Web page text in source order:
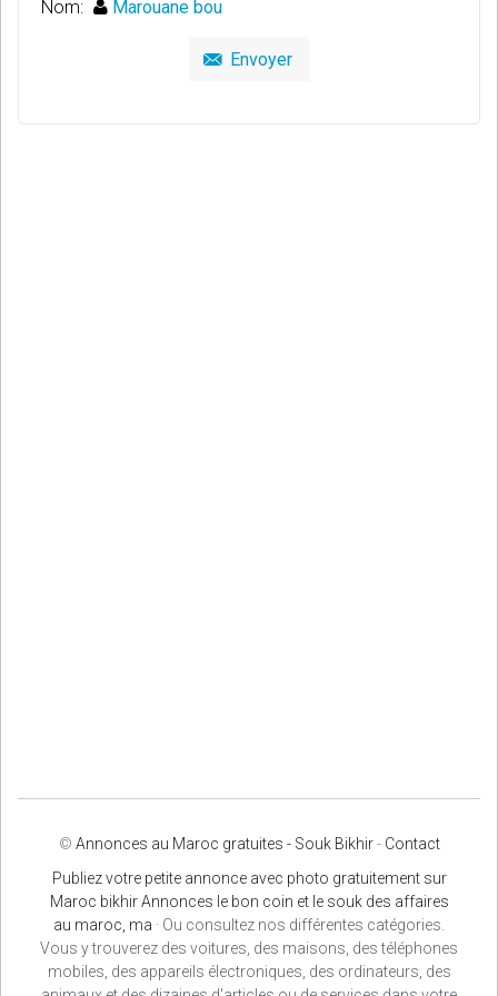
Nom: Marouane bou
Envoyer
© Annonces au Maroc gratuites - Souk Bikhir- Contact
Publiez votre petite annonce avec photo gratuitement sur
Maroc bikhir Annonces le bon coin et le souk des affaires
au maroc, ma · Ou consultez nos différentes catégories.
Vous y trouverez des voitures, des maisons, des téléphones
mobiles, des appareils électroniques, des ordinateurs, des